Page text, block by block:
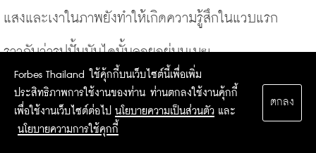
แสงและเงาในภาพยังทำให้เกิดความรู้สึกในแวบแรก
ราวกับว่ารูปปั้นบันไดนั้นลอยอยู่บนเมฆ
Michelia Kramer เข้าชิงรอบสุดท้าย
Forbes Thailand ใช้คุ้กกี้บนเว็บไซต์นี้เพื่อเพิ่ม
ประสิทธิภาพการใช้งานของท่าน ท่านตกลงใช้งานคุ้กกี้
เพื่อใช้งานเว็บไซต์ต่อไป นโยบายความเป็นส่วนตัว และ
นโยบายความการใช้คุกกี้
ตกลง